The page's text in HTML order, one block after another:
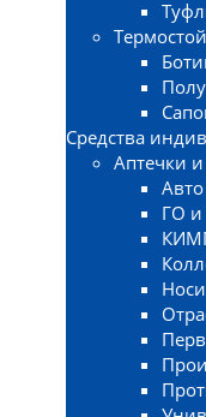
Средства
Аптечки
Авто
ГО